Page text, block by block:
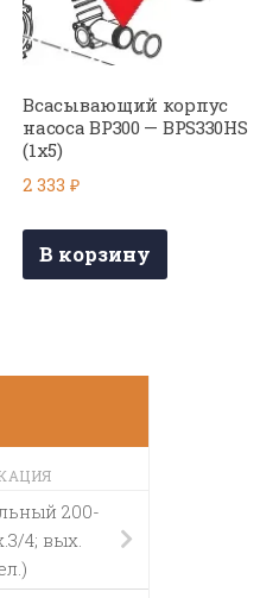
Всасывающий корпус
насоса BP300 — BPS330HS
(1х5)
2 333₽
В корзину
200-
4; вых.